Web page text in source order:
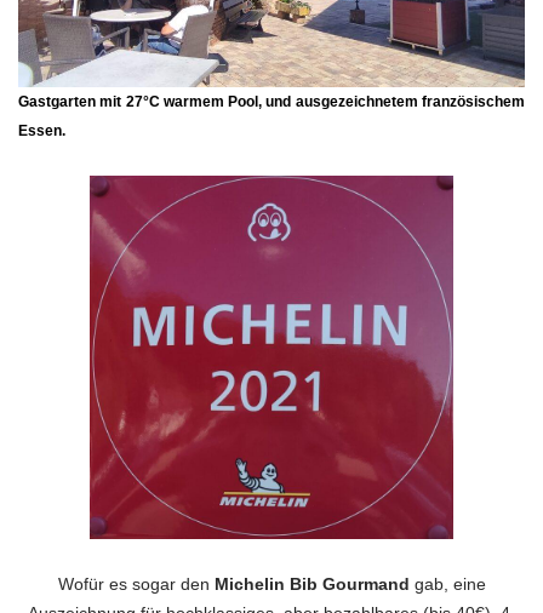
Gastgarten mit 27°C warmem Pool, und ausgezeichnetem französischem
Essen.
Wofür es sogar den Michelin Bib Gourmand gab, eine